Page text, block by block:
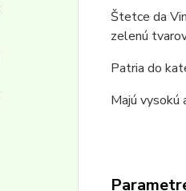
Štetce da
zelenú
Patria do
Majú vysokú